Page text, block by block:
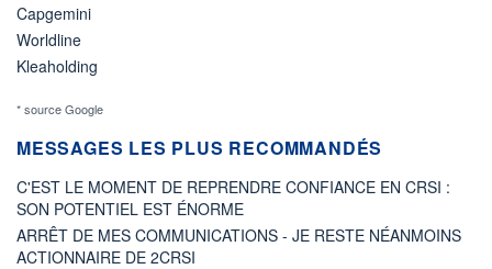
Capgemini
Worldline
Kleaholding
* source Google
MESSAGES LES PLUS RECOMMANDÉS
C'EST LE MOMENT DE REPRENDRE CONFIANCE EN CRSI :
SON POTENTIEL EST ÉNORME
ARRÊT DE MES COMMUNICATIONS - JE RESTE NÉANMOINS
ACTIONNAIRE DE 2CRSI